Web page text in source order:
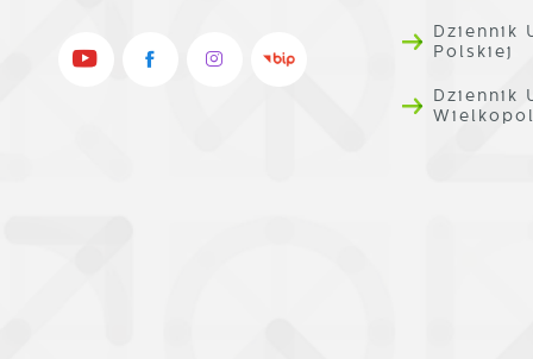
Dziennik
Polskiej
Dziennik